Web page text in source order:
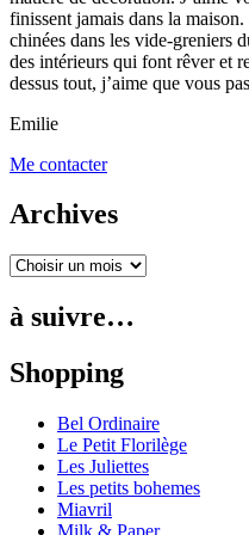
finissent jamais dans la
chinées dans les vide-greniers
des intérieurs qui font rêver et
dessus tout, j’aime que vous
Emilie
Me contacter
Archives
à suivre…
Shopping
Bel Ordinaire
Le Petit Florilège
Les Juliettes
Les petits bohemes
Miavril
Milk & Paper